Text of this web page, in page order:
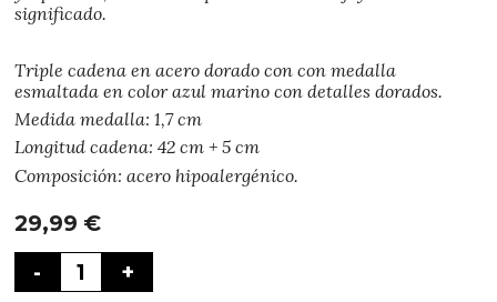
significado.
Triple cadena en acero dorado con con medalla
esmaltada en color azul marino con detalles dorados.
Medida medalla: 1,7 cm
Longitud cadena: 42 cm + 5 cm
Composición: acero hipoalergénico.
29,99 €
-
+